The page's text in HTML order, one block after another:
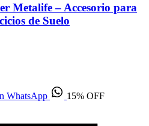
Metalife – Accesorio para
de Suelo
WhatsApp 15% OFF